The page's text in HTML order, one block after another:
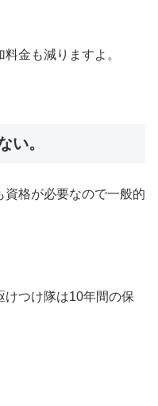
金も減りますよ。
い。
資格が必要なので一般的
けつけ隊は10年間の保